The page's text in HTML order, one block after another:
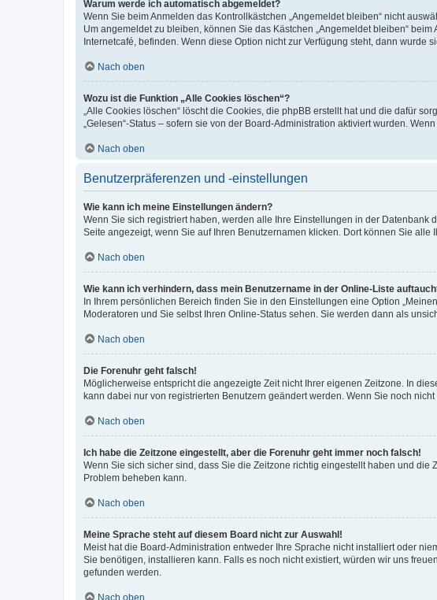
Warum werde ich automatisch abgemeldet?
Wenn Sie beim Anmelden das Kontrollkästchen „Angemeldet bleiben“ nicht
Um angemeldet zu bleiben, können Sie das Kästchen „Angemeldet bleiben“
Internetcafé, befinden. Wenn diese Option nicht zur Verfügung steht, dann wurde
Nach oben
Wozu ist die Funktion „Alle Cookies löschen“?
„Alle Cookies löschen“ löscht die Cookies, die phpBB erstellt hat und die dafür
„Gelesen“-Status – sofern sie von der Board-Administration aktiviert wurden.
Nach oben
Benutzerpräferenzen und -einstellungen
Wie kann ich meine Einstellungen ändern?
Wenn Sie sich registriert haben, werden alle Ihre Einstellungen in der Datenbank
Seite angezeigt, wenn Sie auf Ihren Benutzernamen klicken. Dort können Sie alle
Nach oben
Wie kann ich verhindern, dass mein Benutzername in der Online-Liste
In Ihrem persönlichen Bereich finden Sie in den Einstellungen eine Option
Moderatoren und Sie selbst Ihren Online-Status sehen. Sie werden dann als
Nach oben
Die Forenuhr geht falsch!
Möglicherweise entspricht die angezeigte Zeit nicht Ihrer eigenen Zeitzone. In
kann dabei nur von registrierten Benutzern geändert werden. Wenn Sie noch
Nach oben
Ich habe die Zeitzone eingestellt, aber die Forenuhr geht immer noch falsch!
Wenn Sie sich sicher sind, dass Sie die Zeitzone richtig eingestellt haben und
Problem beheben kann.
Nach oben
Meine Sprache steht auf diesem Board nicht zur Auswahl!
Meist hat die Board-Administration entweder Ihre Sprache nicht installiert oder
Sie benötigen, installieren kann. Falls es noch nicht existiert, würden wir uns
gefunden werden.
Nach oben